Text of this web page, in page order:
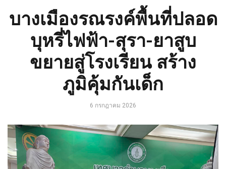
บางเมืองรณรงค์พื้นที่ปลอด
บุหรี่ไฟฟ้า-สุรา-ยาสูบ
ขยายสู่โรงเรียน สร้าง
ภูมิคุ้มกันเด็ก
6 กรกฎาคม 2026